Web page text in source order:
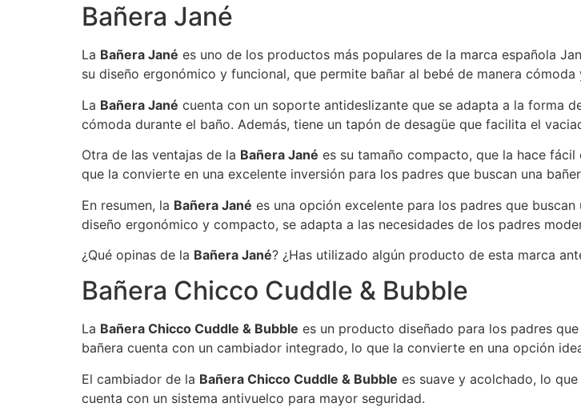
Bañera Jané
La Bañera Jané es uno de los productos más populares de la marca española
su diseño ergonómico y funcional, que permite bañar al bebé de manera cómoda
La Bañera Jané cuenta con un soporte antideslizante que se adapta a la forma
cómoda durante el baño. Además, tiene un tapón de desagüe que facilita el
Otra de las ventajas de la Bañera Jané es su tamaño compacto, que la hace
que la convierte en una excelente inversión para los padres que buscan una
En resumen, la Bañera Jané es una opción excelente para los padres que
diseño ergonómico y compacto, se adapta a las necesidades de los padres
¿Qué opinas de la Bañera Jané? ¿Has utilizado algún producto de esta marca
Bañera Chicco Cuddle & Bubble
La Bañera Chicco Cuddle & Bubble es un producto diseñado para los padres
bañera cuenta con un cambiador integrado, lo que la convierte en una opción
El cambiador de la Bañera Chicco Cuddle & Bubble es suave y acolchado, lo
cuenta con un sistema antivuelco para mayor seguridad.